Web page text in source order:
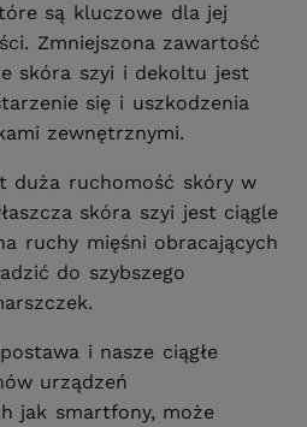
są kluczowe dla jej
Zmniejszona zawartość
skóra szyi i dekoltu jest
się i uszkodzenia
zewnętrznymi.
duża ruchomość skóry w
skóra szyi jest ciągle
ruchy mięśni obracających
do szybszego
i nasze ciągłe
urządzeń
jak smartfony, może